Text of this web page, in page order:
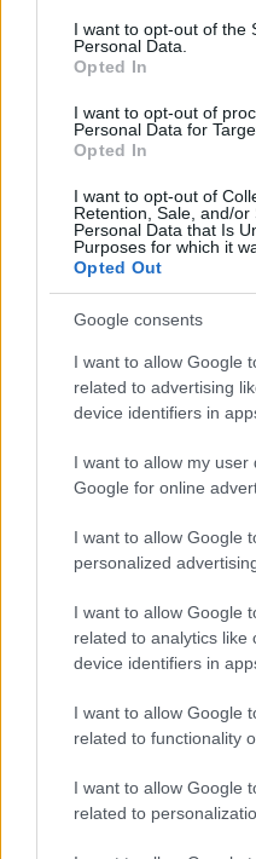
consent section.
I want to opt-out of the
Personal Data.
Opted In
I want to opt-out of
Personal Data for
Opted In
I want to opt-out of
Retention, Sale, and/or
Personal Data that Is
Purposes for which it
Opted Out
Google consents
I want to allow Google
related to advertising
device identifiers in
I want to allow my user
Google for online
I want to allow Google
personalized
I want to allow Google
related to analytics like
device identifiers in
I want to allow Google
related to functionality
I want to allow Google
related to
Tesztelték az
Az inspirációt az ázsiai
kialakítása adta, az
nagyságúak, ezek
és közöttük kis
Bár a fő hangsúly a
a szerkezet úgy
oktatási blokk is
eredményeket mérni és
fenntarthatóságot a két
kölcsönhatás
megmaradó vizet a
növények alatt, a
csomagolóüzemben